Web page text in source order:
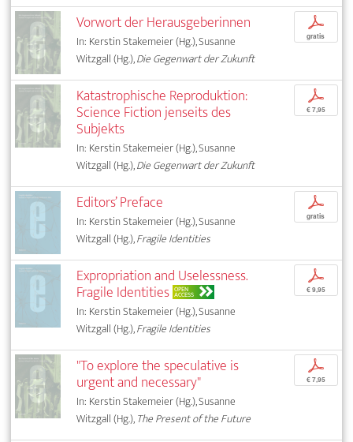
Vorwort der Herausgeberinnen
In: Kerstin Stakemeier (Hg.), Susanne
Witzgall (Hg.),Die Gegenwart der Zukunft
p
gratis
Katastrophische Reproduktion:
Science Fiction jenseits des
Subjekts
In: Kerstin Stakemeier (Hg.), Susanne
Witzgall (Hg.),Die Gegenwart der Zukunft
p
€ 7,95
Editors’ Preface
In: Kerstin Stakemeier (Hg.), Susanne
Witzgall (Hg.),Fragile Identities
p
gratis
Expropriation and Uselessness.
Fragile Identities OPEN
ACCESS
In: Kerstin Stakemeier (Hg.), Susanne
Witzgall (Hg.),Fragile Identities
p
€ 9,95
"To explore the speculative is
urgent and necessary"
In: Kerstin Stakemeier (Hg.), Susanne
Witzgall (Hg.),The Present of the Future
p
€ 7,95